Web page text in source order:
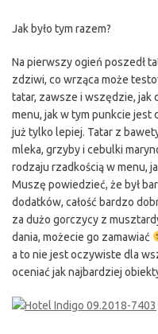
Jak było tym razem?
Na pierwszy ogień poszedł
zdziwi, co wrząca może
tatar, zawsze i wszędzie, jak
menu, jak w tym punkcie jest
już tylko lepiej. Tatar z
mleka, grzyby i cebulki
rodzaju rzadkością w menu,
Muszę powiedzieć, że był
dodatków, całość bardzo
za dużo gorczycy z
dania, możecie go zamawiać
a to nie jest oczywiste dla
oceniać jak najbardziej